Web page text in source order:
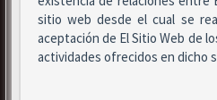
sitio web desde el cual se
aceptación de El Sitio Web de
actividades ofrecidos en dicho